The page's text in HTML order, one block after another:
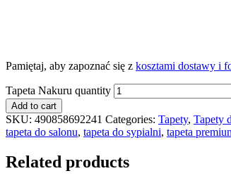
Pamiętaj, aby zapoznać się z kosztami dostawy i
Tapeta Nakuru quantity
Add to cart
SKU: 490858692241 Categories: Tapety, Tapety
tapeta do salonu, tapeta do sypialni, tapeta
Related products